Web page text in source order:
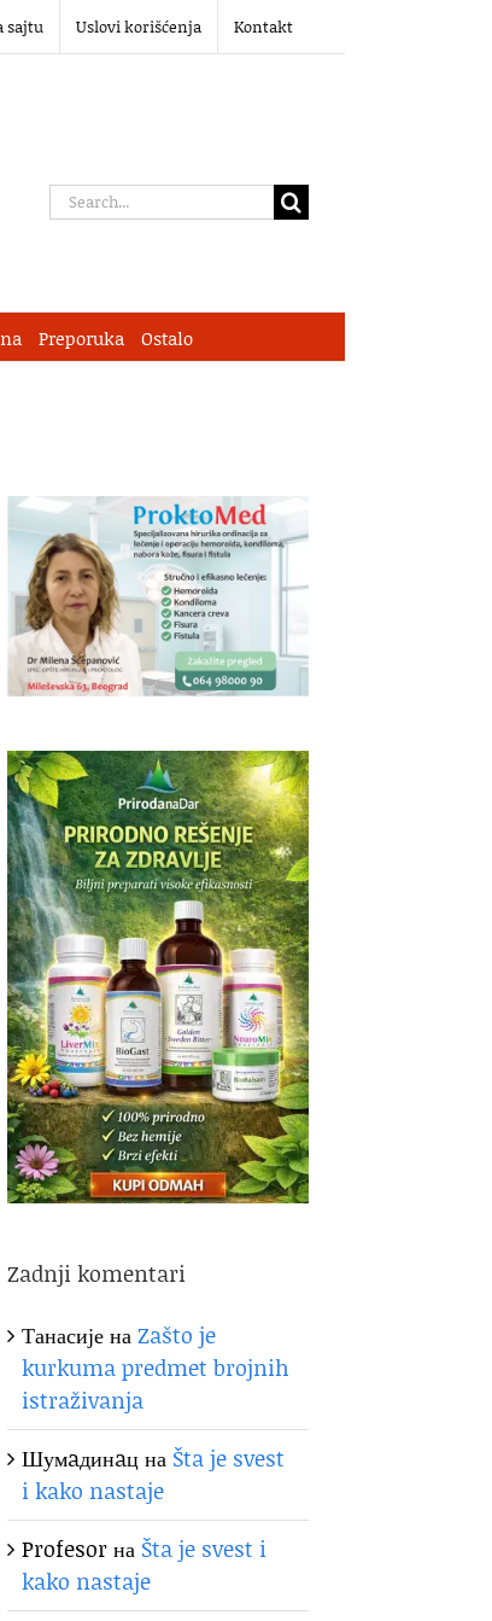
sajtu Uslovi korišćenja Kontakt
Search
Preporuka Ostalo
Zadnji komentari
ТанасијенаZašto je
kurkuma predmet brojnih
istraživanja
Шумaдинaцна Šta je svest
i kako nastaje
Profesorна Šta je svest i
kako nastaje